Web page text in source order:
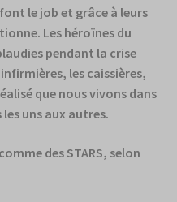
font le job et grâce à leurs
Les héroïnes du
pendant la crise
les caissières,
que nous vivons dans
uns aux autres.
des STARS, selon